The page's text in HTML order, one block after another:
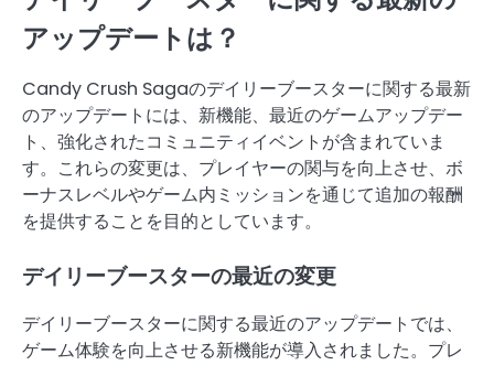
アップデートは？
Candy Crush Sagaのデイリーブースターに関する最新
のアップデートには、新機能、最近のゲームアップデー
ト、強化されたコミュニティイベントが含まれていま
す。これらの変更は、プレイヤーの関与を向上させ、ボ
ーナスレベルやゲーム内ミッションを通じて追加の報酬
を提供することを目的としています。
デイリーブースターの最近の変更
デイリーブースターに関する最近のアップデートでは、
ゲーム体験を向上させる新機能が導入されました。プレ